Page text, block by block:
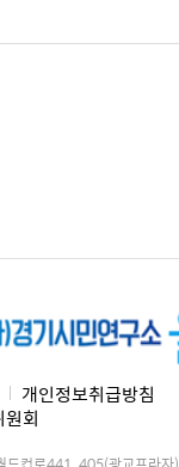
개인정보취급방침
회